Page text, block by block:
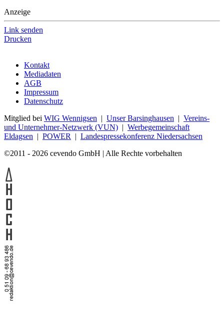
Anzeige
Link senden
Drucken
Kontakt
Mediadaten
AGB
Impressum
Datenschutz
Mitglied bei WIG Wennigsen | Unser Barsinghausen | Vereins-
und Unternehmer-Netzwerk (VUN) | Werbegemeinschaft
Eldagsen | POWER | Landespressekonferenz Niedersachsen
©2011 - 2026 cevendo GmbH | Alle Rechte vorbehalten